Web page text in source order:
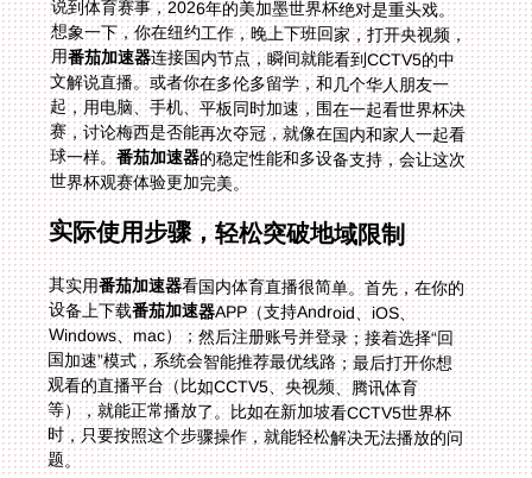
说到体育赛事，2026年的美加墨世界杯绝对是重头戏。
想象一下，你在纽约工作，晚上下班回家，打开央视频，
用番茄加速器连接国内节点，瞬间就能看到CCTV5的中
文解说直播。或者你在多伦多留学，和几个华人朋友一
起，用电脑、手机、平板同时加速，围在一起看世界杯决
赛，讨论梅西是否能再次夺冠，就像在国内和家人一起看
球一样。番茄加速器的稳定性能和多设备支持，会让这次
世界杯观赛体验更加完美。
实际使用步骤，轻松突破地域限制
其实用番茄加速器看国内体育直播很简单。首先，在你的
设备上下载番茄加速器APP（支持Android、iOS、
Windows、mac）；然后注册账号并登录；接着选择“回
国加速”模式，系统会智能推荐最优线路；最后打开你想
观看的直播平台（比如CCTV5、央视频、腾讯体育
等），就能正常播放了。比如在新加坡看CCTV5世界杯
时，只要按照这个步骤操作，就能轻松解决无法播放的问
题。